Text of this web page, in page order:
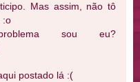
Mas assim, não tô
:o
sou eu?
postado lá :(